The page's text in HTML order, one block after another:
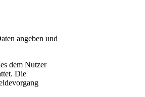
angeben und
dem Nutzer
Die